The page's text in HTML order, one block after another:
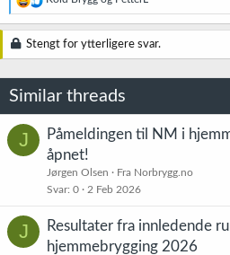
e
a
k
n
e
r
Stengt for ytterligere svar.
Similar threads
J
Påmeldingen til NM i
åpnet!
Jørgen Olsen
Fra Norbrygg.no
Svar 0 2 Feb 2026
J
Resultater fra innledende
hjemmebrygging 2026